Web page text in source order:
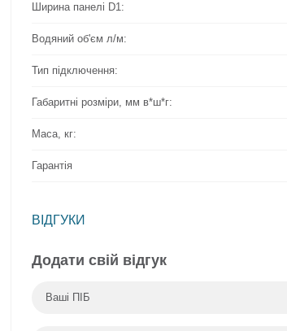
Ширина панелі D1:
Водяний об'єм л/м:
Тип підключення:
Габаритні розміри, мм в*ш*г:
Маса, кг:
Гарантія
ВІДГУКИ
Додати свій відгук